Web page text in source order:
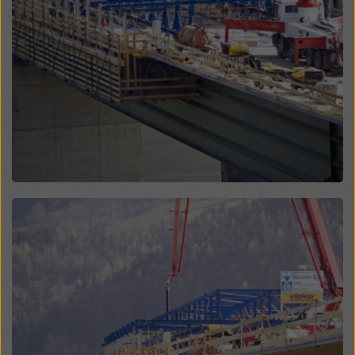
Open
legales efectivos contra esto. Puede rechazar todas
las cookies que requieran consentimiento haciendo
clic en «Rechazar» o ajustando suconfiguración de
cookieshaciendo clic en configuración de cookies en
la parte inferior de este sitio web y utilizando las
casillas de verificación correspondientes. Puede
revocar su consentimiento en cualquier momento con
efecto futuro y sin indicar un motivo haciendo clic en
en la parte inferior de este
en nuestra política de privacidad
. También le
ofrecemos la opción de seleccionar sus cookies
(configuración avanzada de cookies).